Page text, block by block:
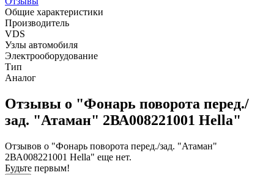
Общие характеристики
Производитель
VDS
Узлы автомобиля
Электрооборудование
Тип
Аналог
Отзывы о "Фонарь поворота перед./
зад. "Атаман" 2ВА008221001 Hella"
Отзывов о "Фонарь поворота перед./зад. "Атаман"
2ВА008221001 Hella" еще нет.
Будьте первым!